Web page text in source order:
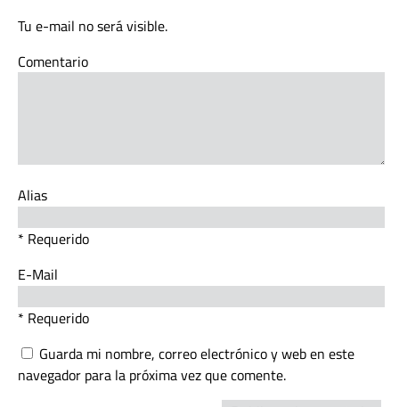
Tu e-mail no será visible.
Comentario
Alias
* Requerido
E-Mail
* Requerido
Guarda mi nombre, correo electrónico y web en este
navegador para la próxima vez que comente.